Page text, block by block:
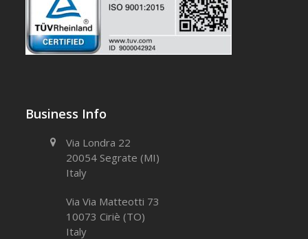
Business Info
Via Londra 22
20054 Segrate (MI)
Italy
Via Via Matteotti 73
10073 Ciriè (TO)
Italy